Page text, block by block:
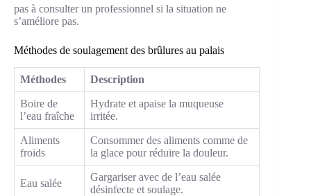
pas à consulter un professionnel si la situation ne
s’améliore pas.
Méthodes de soulagement des brûlures au palais
Méthodes Description
Boire de
l’eau fraîche
Hydrate et apaise la muqueuse
irritée.
Aliments
froids
Consommer des aliments comme de
la glace pour réduire la douleur.
Eau salée
Gargariser avec de l’eau salée
désinfecte et soulage.